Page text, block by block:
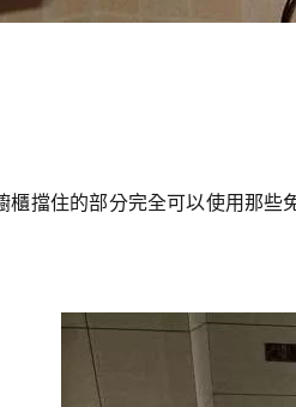
櫃擋住的部分完全可以使用那